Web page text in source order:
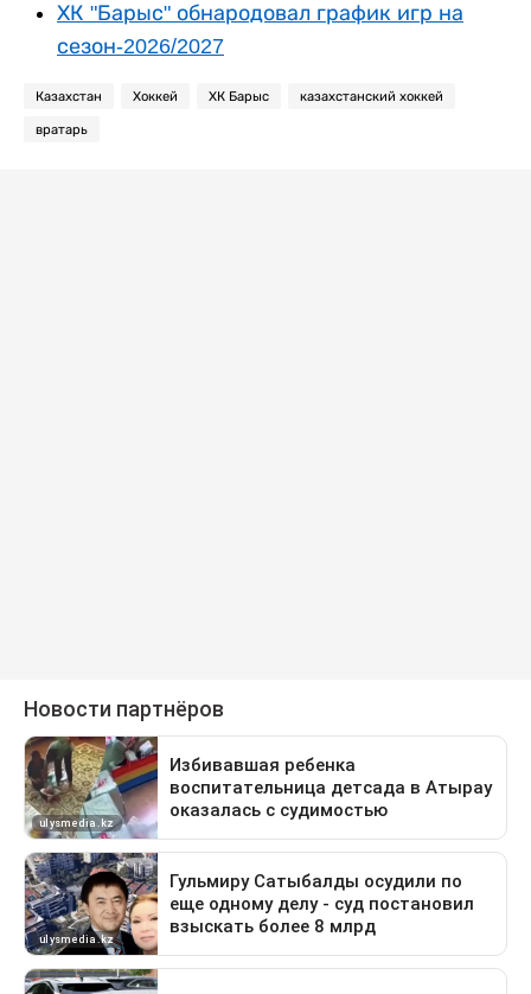
ХК "Барыс" обнародовал график игр на
сезон-2026/2027
Казахстан Хоккей ХК Барыс казахстанский хоккей
вратарь